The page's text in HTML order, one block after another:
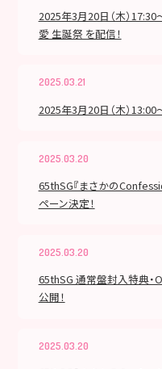
2025年3月20日（木）
愛 生誕祭 を配信！
2025.03.21
2025年3月20日（木）
2025.03.20
65thSG『まさかの
ペーン決定！
2025.03.20
65thSG 通常盤封入特典・
公開！
2025.03.20